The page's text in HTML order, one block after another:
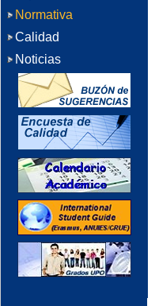
Normativa
Calidad
Noticias